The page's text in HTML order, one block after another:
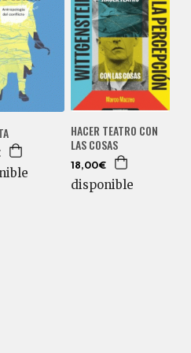
HACER TEATRO CON
LAS COSAS
18,00€
disponible